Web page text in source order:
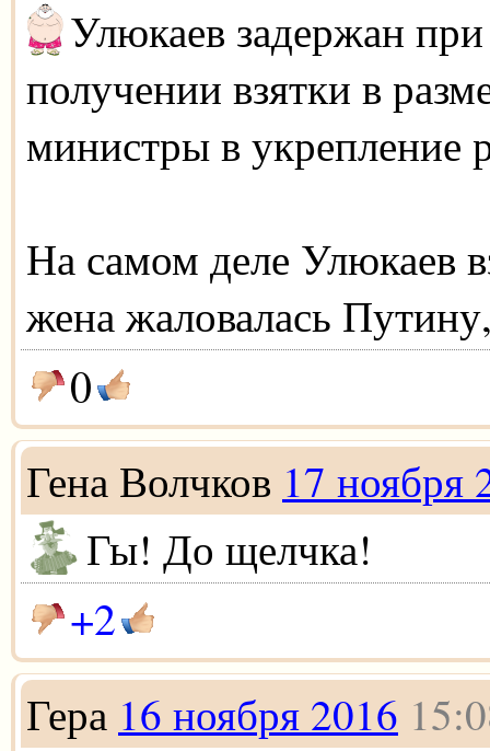
Улюкаев задержан при
получении взятки в
министры в укрепление
На самом деле Улюкаев
жена жаловалась
0
Гена Волчков 17 ноября
Гы! До щелчка!
+2
Гера 16 ноября 2016